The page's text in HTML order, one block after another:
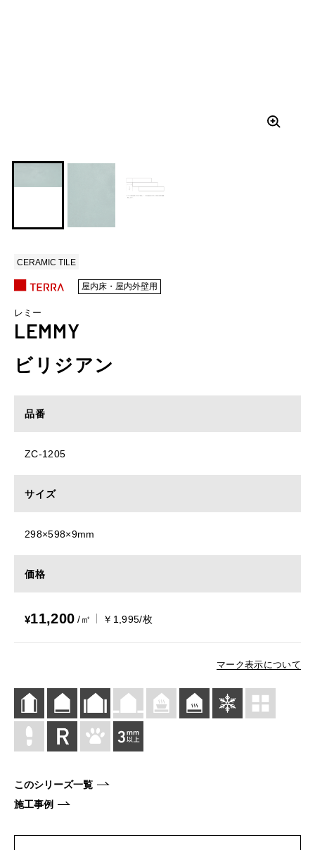
CERAMIC TILE
屋内床・屋内外壁用
レミー
LEMMY
ビリジアン
品番
ZC-1205
サイズ
298×598×9mm
価格
¥11,200 /㎡ ￥1,995/枚
マーク表示について
このシリーズ一覧
施工事例